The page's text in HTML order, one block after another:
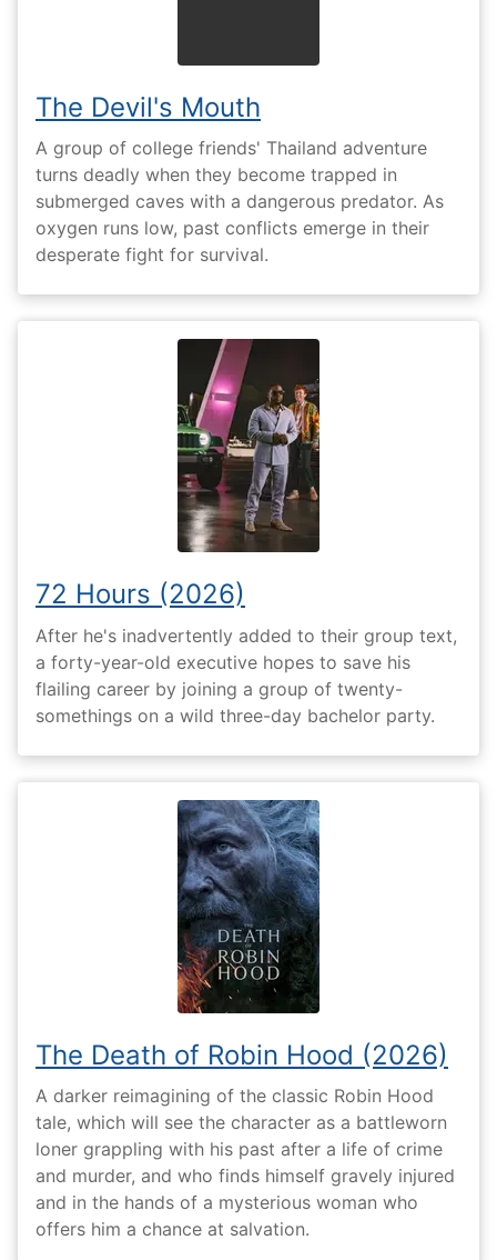
The Devil's Mouth
A group of college friends' Thailand adventure
turns deadly when they become trapped in
submerged caves with a dangerous predator. As
oxygen runs low, past conflicts emerge in their
desperate fight for survival.
72 Hours (2026)
After he's inadvertently added to their group text,
a forty-year-old executive hopes to save his
flailing career by joining a group of twenty-
somethings on a wild three-day bachelor party.
The Death of Robin Hood (2026)
A darker reimagining of the classic Robin Hood
tale, which will see the character as a battleworn
loner grappling with his past after a life of crime
and murder, and who finds himself gravely injured
and in the hands of a mysterious woman who
offers him a chance at salvation.